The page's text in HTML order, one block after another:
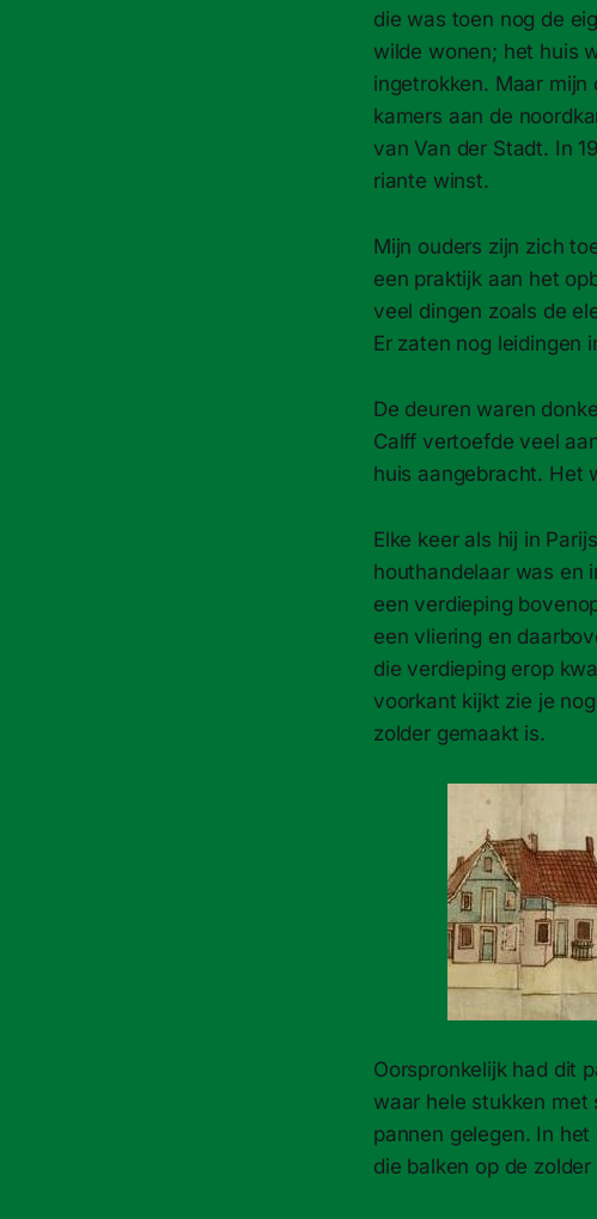
die was toen nog de
wilde wonen; het huis
ingetrokken. Maar
kamers aan de
van Van der Stadt. In
riante winst.
Mijn ouders zijn zich
een praktijk aan het
veel dingen zoals de
Er zaten nog leidingen
De deuren waren
Calff vertoefde veel
huis aangebracht. Het
Elke keer als hij in
houthandelaar was en
een verdieping
een vliering en
die verdieping erop
voorkant kijkt zie je
zolder gemaakt is.
Oorspronkelijk had dit
waar hele stukken met
pannen gelegen. In
die balken op de